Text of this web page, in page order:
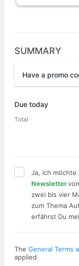
SUMMARY
Have a promo
Due today
Total
Ja, ich
Newsletter
zwei bis vier
zum Thema
erfährst Du
The General Terms
applied.